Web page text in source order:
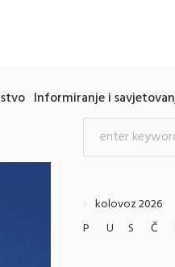
Informiranje i
kolovoz 2026
P
U S Č